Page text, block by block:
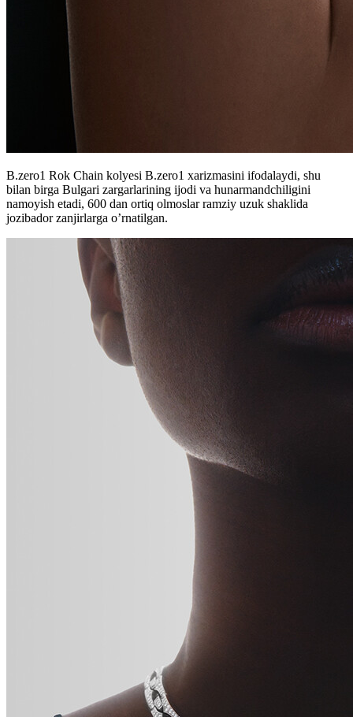
B.zero1 Rok Chain kolyesi B.zero1 xarizmasini ifodalaydi, shu
bilan birga Bulgari zargarlarining ijodi va hunarmandchiligini
namoyish etadi, 600 dan ortiq olmoslar ramziy uzuk shaklida
jozibador zanjirlarga o’rnatilgan.